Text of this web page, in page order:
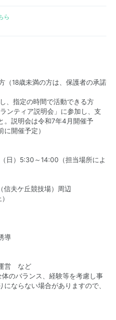
ら
（18歳未満の方は、保護者の承諾
、指定の時間で活動できる方
ンティア説明会」に参加し、支
。説明会は令和7年4月開催予
開催予定）
日）5:30～14:00（担当場所によ
夫ケ丘競技場）周辺
導
営 など
のバランス、経験等を考慮し事
ならない場合がありますので、